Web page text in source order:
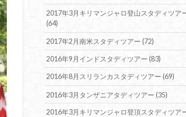
2017年3月キリマンジャロ登山スタディツア
(64)
2017年2月南米スタディツアー(72)
2016年9月インドスタディツアー(83)
2016年8月スリランカスタディツアー(69)
2016年3月タンザニアタディツアー(35)
2016年3月キリマンジャロ登頂スタディツア